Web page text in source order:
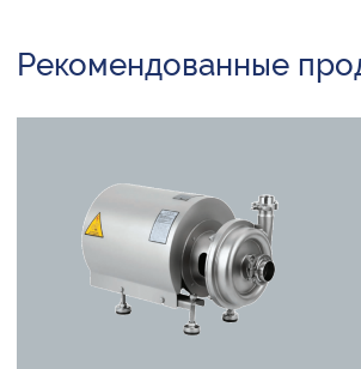
Рекомендованные